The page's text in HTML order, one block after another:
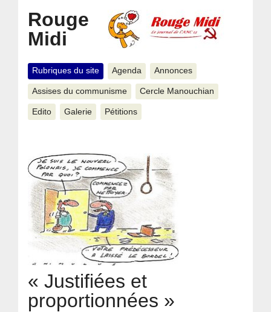
Rouge
Midi
Rubriques du site Agenda Annonces
Assises du communisme Cercle Manouchian
Edito Galerie Pétitions
« Justifiées et
proportionnées »